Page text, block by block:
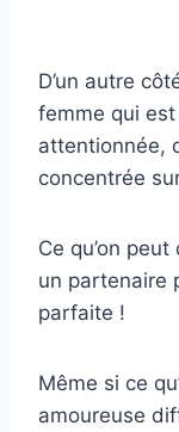
D’un autre
femme qui
attentionnée,
concentrée
Ce qu’on
un partenaire
parfaite !
Même si ce
amoureuse